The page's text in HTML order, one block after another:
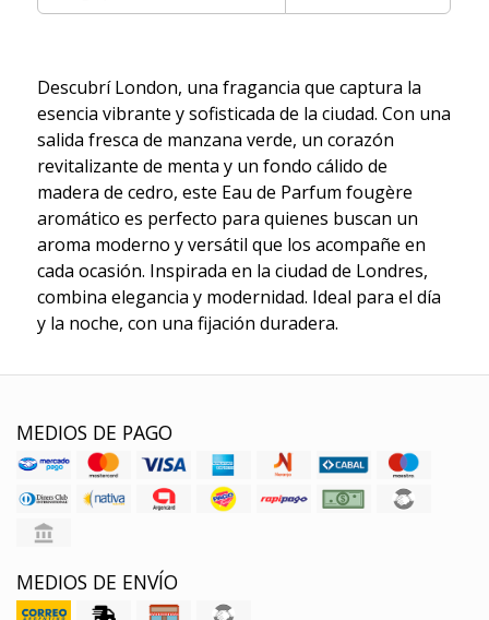
Descubrí London, una fragancia que captura la
esencia vibrante y sofisticada de la ciudad. Con una
salida fresca de manzana verde, un corazón
revitalizante de menta y un fondo cálido de
madera de cedro, este Eau de Parfum fougère
aromático es perfecto para quienes buscan un
aroma moderno y versátil que los acompañe en
cada ocasión. Inspirada en la ciudad de Londres,
combina elegancia y modernidad. Ideal para el día
y la noche, con una fijación duradera.
MEDIOS DE PAGO
MEDIOS DE ENVÍO